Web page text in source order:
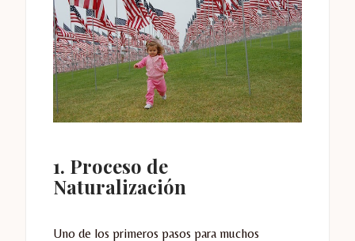
1. Proceso de
Naturalización
Uno de los primeros pasos para muchos